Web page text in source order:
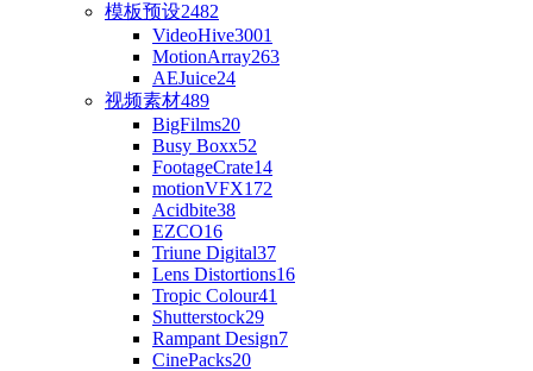
模板预设2482
VideoHive3001
MotionArray263
AEJuice24
视频素材489
BigFilms20
Busy Boxx52
FootageCrate14
motionVFX172
Acidbite38
EZCO16
Triune Digital37
Lens Distortions16
Tropic Colour41
Shutterstock29
Rampant Design7
CinePacks20